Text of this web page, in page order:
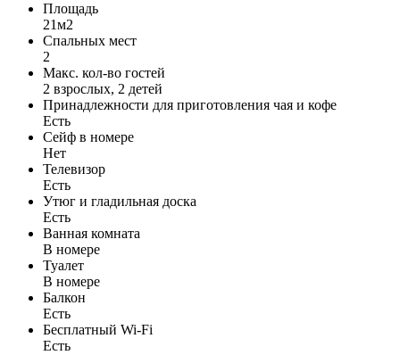
Площадь
21м2
Спальных мест
2
Макс. кол-во гостей
2 взрослых, 2 детей
Принадлежности для приготовления чая и кофе
Есть
Сейф в номере
Нет
Телевизор
Есть
Утюг и гладильная доска
Есть
Ванная комната
В номере
Туалет
В номере
Балкон
Есть
Бесплатный Wi-Fi
Есть